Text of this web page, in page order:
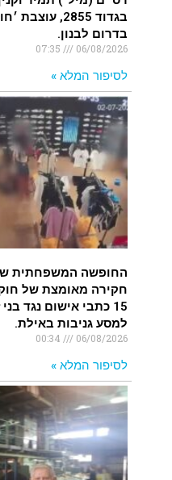
בדרום לבנון.
06/08/2026
לסיפור המלא »
החופשה המשפחתית
חקירה מאומצת של
15 כתבי אישום נגד
למסע גניבות באילת.
06/08/2026
לסיפור המלא »